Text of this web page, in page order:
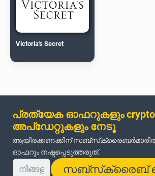
Victoria's Secret
പ്രത്യേക ഓഫറുകളും crypto
അപ്‌ഡേറ്റുകളും നേടൂ
ആയിരക്കണക്കിന്
ഓഫറും നഷ്ടപ്പെടുത്തരുത്.
സബ്‌സ്‌ക്രൈബ്